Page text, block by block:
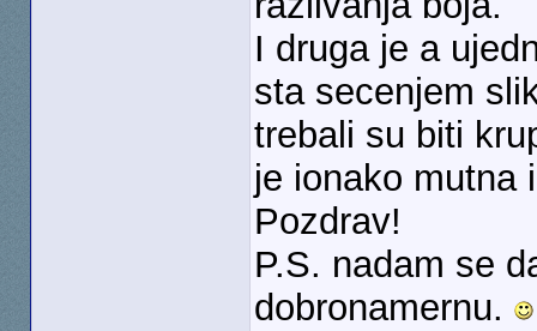
I druga je a
sta secenjem
trebali su biti
je ionako mutna
Pozdrav!
P.S. nadam se
dobronamernu.